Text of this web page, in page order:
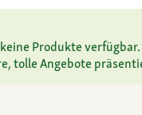
Produkte
tolle Angebote